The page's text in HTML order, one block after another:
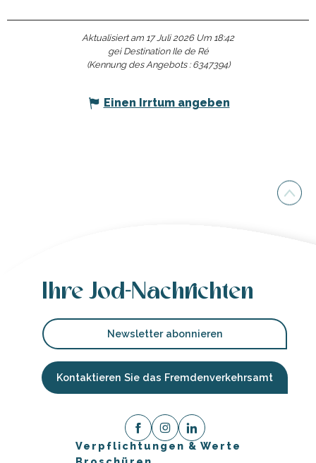
Aktualisiert am 17 Juli 2026 Um 18:42
gei Destination Ile de Ré
(Kennung des Angebots : 6347394)
Einen Irrtum angeben
Ihre Jod-Nachrichten
Newsletter abonnieren
Kontaktieren Sie das Fremdenverkehrsamt
Verpflichtungen & Werte